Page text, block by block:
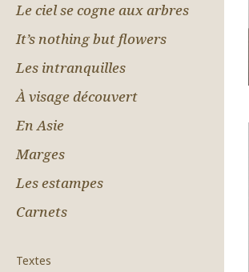
Le ciel se cogne aux arbres
It’s nothing but flowers
Les intranquilles
À visage découvert
En Asie
Marges
Les estampes
Carnets
Textes